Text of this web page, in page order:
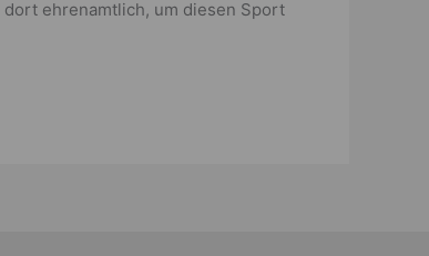
ehrenamtlich, um diesen Sport